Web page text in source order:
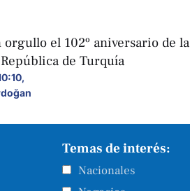
orgullo el 102º aniversario de la
de Turquía
,
Temas de interés:
Nacionales